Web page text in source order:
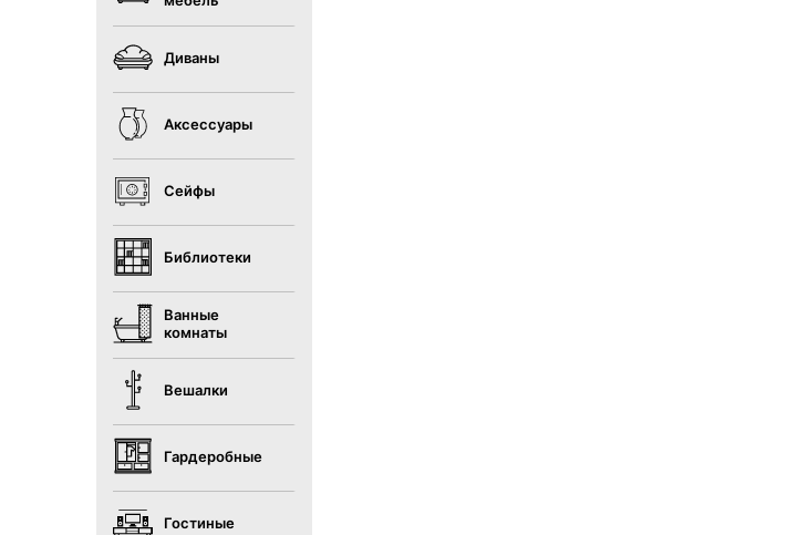
Диваны
Аксессуары
Сейфы
Библиотеки
Ванные
комнаты
Вешалки
Гардеробные
Гостиные